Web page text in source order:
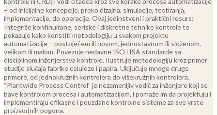
– od inicijalne koncepcije, preko dizajna, simulacije, testiranja,
implementacije, do operacije. Ovaj jedinstveni i praktični resurs:
Integriše kontinuirane, seriske i diskretne tehnike kontrole te
pokazuje kako koristiti metodologiju u svakom projektu
automatizacije – postojećem ili novom, jednostavnom ili složenom,
velikom ili malom. Povezuje nedavne ISO i ISA standarde sa
disciplinom inženjerstva kontrole. Ilustruje metodologiju kroz primer
studije slučaja fabrike celuloze i papira. Uključuje mnoge druge
primere, od jednokružnih kontrolera do višekružnih kontrolera.
“Plantwide Process Control” je nezamenljiv vodič za inženjere koji se
bave kontrolom procesa i automatizacijom, i pomaže im da projektuju i
implementiraju efikasne i pouzdane kontrolne sisteme za sve vrste
proizvodnih pogona.